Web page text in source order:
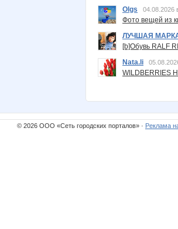
Olgs
04.08.2026
Фото вещей из
ЛУЧШАЯ
[b]Обувь RALF
Nata.li
© 2026 ООО «Сеть городских порталов» · Реклама